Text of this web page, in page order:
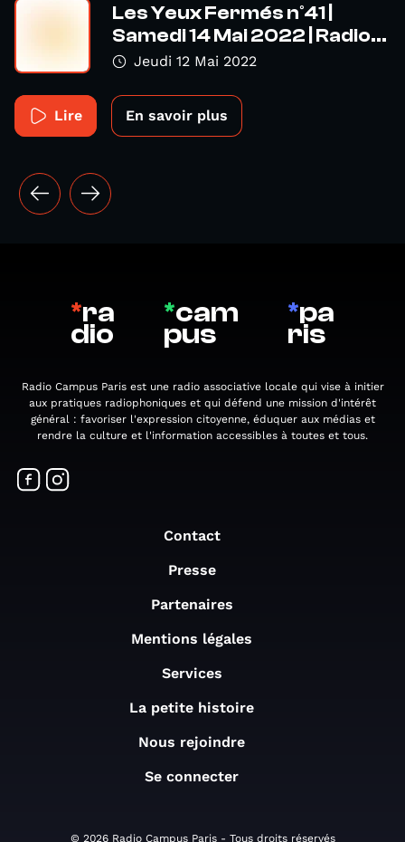
Les Yeux Fermés n°41 |
Samedi 14 Mai 2022 | Radio...
Jeudi 12 Mai 2022
Lire En savoir plus
*ra
dio
*cam
pus
*pa
ris
Radio Campus Paris est une radio associative locale qui vise à initier
aux pratiques radiophoniques et qui défend une mission d'intérêt
général : favoriser l'expression citoyenne, éduquer aux médias et
rendre la culture et l'information accessibles à toutes et tous.
Contact
Presse
Partenaires
Mentions légales
Services
La petite histoire
Nous rejoindre
Se connecter
© 2026 Radio Campus Paris - Tous droits réservés